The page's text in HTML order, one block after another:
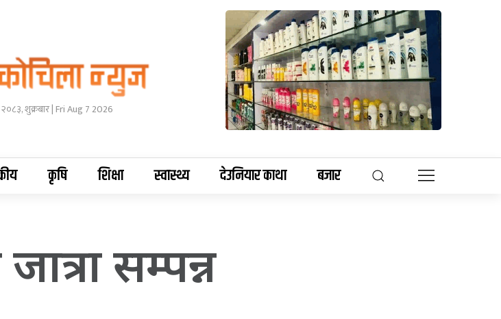
शुक्रबार | Fri Aug 7 2026
कृषि शिक्षा स्वास्थ्य देउनियार काथा बजार
सम्पन्न